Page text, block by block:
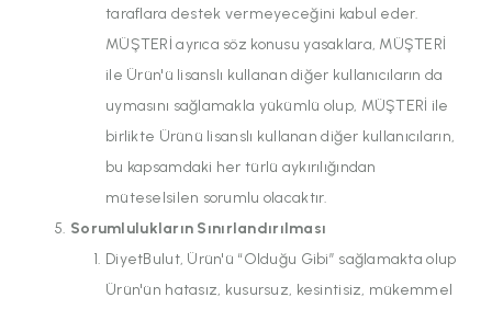
taraflara destek vermeyeceğini kabul eder.
MÜŞTERİ ayrıca söz konusu yasaklara, MÜŞTERİ
ile Ürün'ü lisanslı kullanan diğer kullanıcıların da
uymasını sağlamakla yükümlü olup, MÜŞTERİ ile
birlikte Ürünü lisanslı kullanan diğer kullanıcıların,
bu kapsamdaki her türlü aykırılığından
müteselsilen sorumlu olacaktır.
Sorumlulukların Sınırlandırılması
DiyetBulut, Ürün'ü “Olduğu Gibi” sağlamakta olup
Ürün'ün hatasız, kusursuz, kesintisiz, mükemmel